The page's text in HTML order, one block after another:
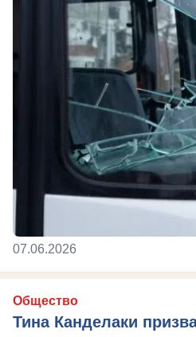
07.06.2026
Общество
Тина Канделаки